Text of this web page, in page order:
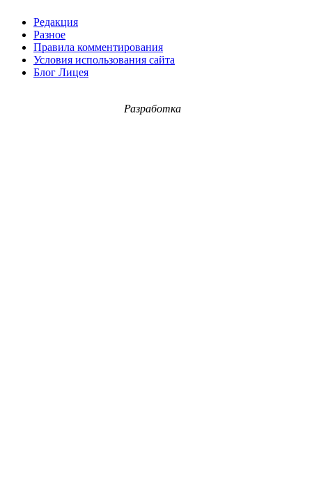
Редакция
Разное
Правила комментирования
Условия использования сайта
Блог Лицея
Разработка